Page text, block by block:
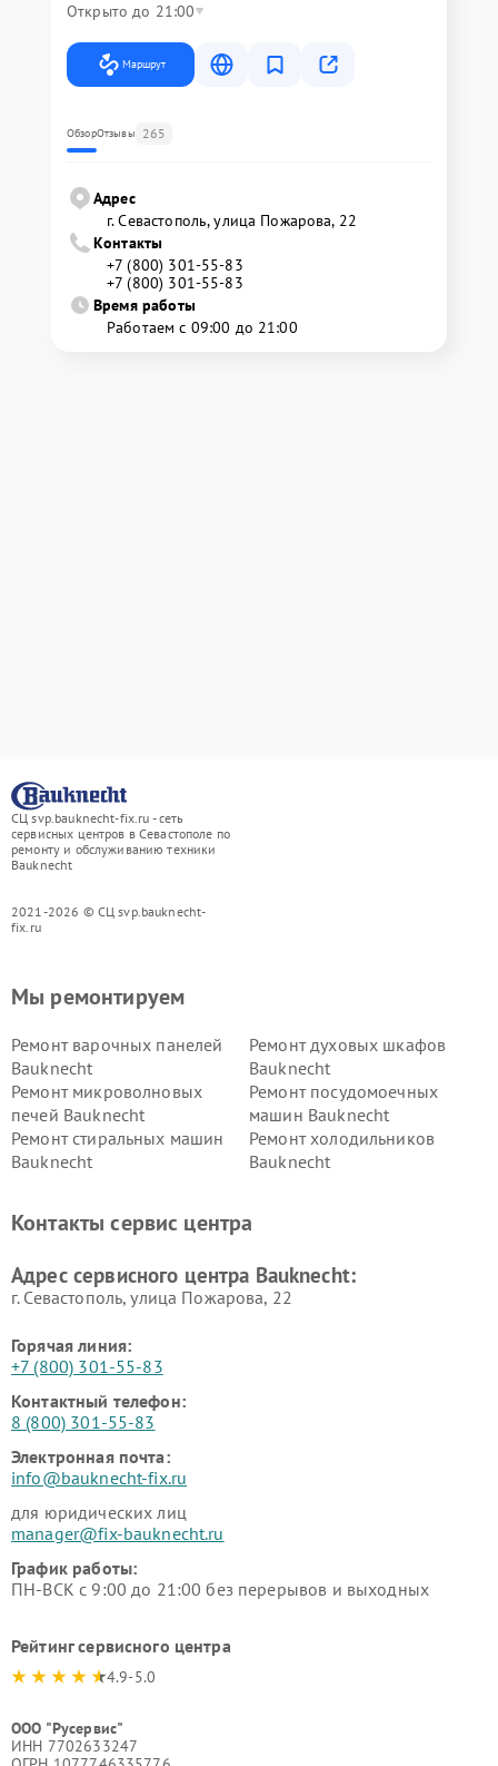
Открыто до 21:00
Маршрут
ОбзорОтзывы 265
Адрес
г. Севастополь, улица Пожарова, 22
Контакты
+7 (800) 301-55-83
+7 (800) 301-55-83
Время работы
Работаем с 09:00 до 21:00
СЦ svp.bauknecht-fix.ru - сеть
сервисных центров в Севастополе по
ремонту и обслуживанию техники
Bauknecht
2021-2026 © СЦ svp.bauknecht-
fix.ru
Мы ремонтируем
Ремонт варочных панелей
Bauknecht
Ремонт духовых шкафов
Bauknecht
Ремонт микроволновых
печей Bauknecht
Ремонт посудомоечных
машин Bauknecht
Ремонт стиральных машин
Bauknecht
Ремонт холодильников
Bauknecht
Контакты сервис центра
Адрес сервисного центра Bauknecht:
г. Севастополь, улица Пожарова, 22
Горячая линия:
+7 (800) 301-55-83
Контактный телефон:
8 (800) 301-55-83
Электронная почта:
info@bauknecht-fix.ru
для юридических лиц
manager@fix-bauknecht.ru
График работы:
ПН-ВСК с 9:00 до 21:00 без перерывов и выходных
Рейтинг сервисного центра
4.9-5.0
ООО "Русервис"
ИНН 7702633247